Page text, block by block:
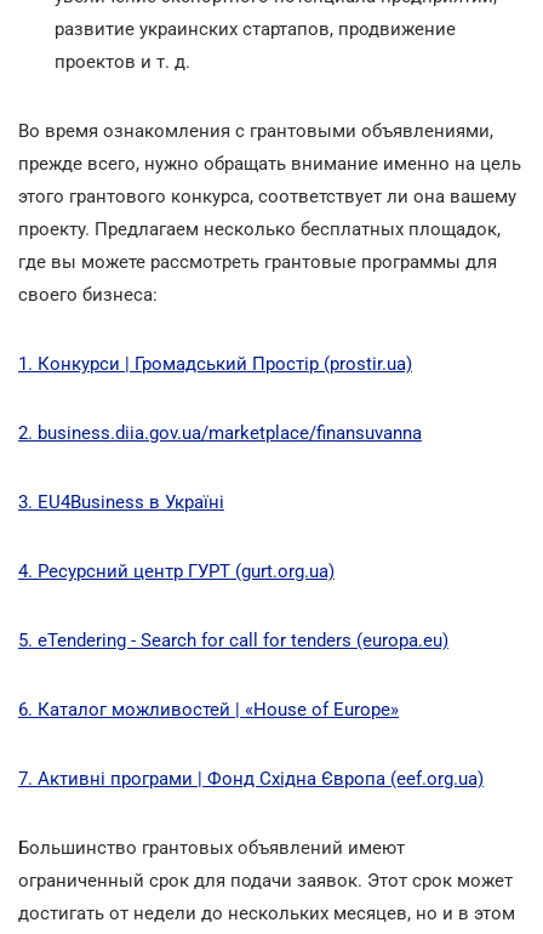
развитие украинских стартапов, продвижение
проектов и т. д.
Во время ознакомления с грантовыми объявлениями,
прежде всего, нужно обращать внимание именно на цель
этого грантового конкурса, соответствует ли она вашему
проекту. Предлагаем несколько бесплатных площадок,
где вы можете рассмотреть грантовые программы для
своего бизнеса:
1. Конкурси | Громадський Простір (prostir.ua)
2. business.diia.gov.ua/marketplace/finansuvanna
3. EU4Business в Україні
4. Ресурсний центр ГУРТ (gurt.org.ua)
5. eTendering - Search for call for tenders (europa.eu)
6. Каталог можливостей | «House of Europe»
7. Активні програми | Фонд Східна Європа (eef.org.ua)
Большинство грантовых объявлений имеют
ограниченный срок для подачи заявок. Этот срок может
достигать от недели до нескольких месяцев, но и в этом